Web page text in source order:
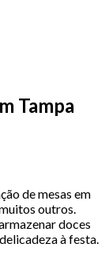
Tampa
de mesas em
outros.
doces
à festa.